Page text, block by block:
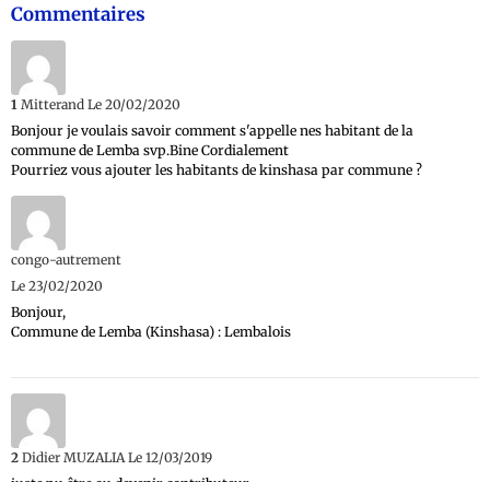
Commentaires
1 Mitterand Le 20/02/2020
Bonjour je voulais savoir comment s'appelle nes habitant de la
commune de Lemba svp.Bine Cordialement
Pourriez vous ajouter les habitants de kinshasa par commune ?
congo-autrement
Le 23/02/2020
Bonjour,
Commune de Lemba (Kinshasa) : Lembalois
2 Didier MUZALIA Le 12/03/2019